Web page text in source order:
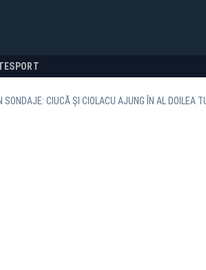
SPORT
SONDAJE: CIUCĂ ȘI CIOLACU AJUNG ÎN AL DOILEA